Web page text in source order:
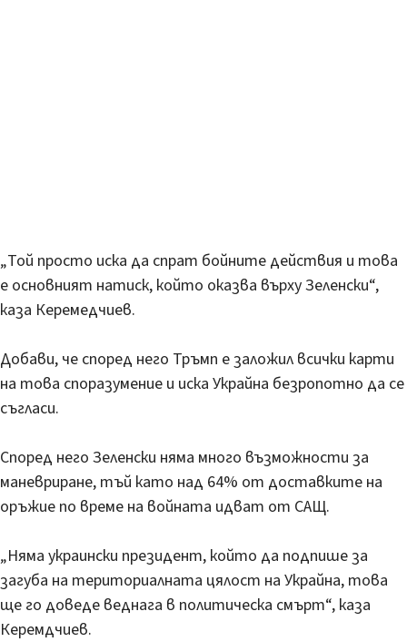
„Той просто иска да спрат бойните действия и това
е основният натиск, който оказва върху Зеленски“,
каза Керемедчиев.
Добави, че според него Тръмп е заложил всички карти
на това споразумение и иска Украйна безропотно да се
съгласи.
Според него Зеленски няма много възможности за
маневриране, тъй като над 64% от доставките на
оръжие по време на войната идват от САЩ.
„Няма украински президент, който да подпише за
загуба на териториалната цялост на Украйна, това
ще го доведе веднага в политическа смърт“, каза
Керемдчиев.